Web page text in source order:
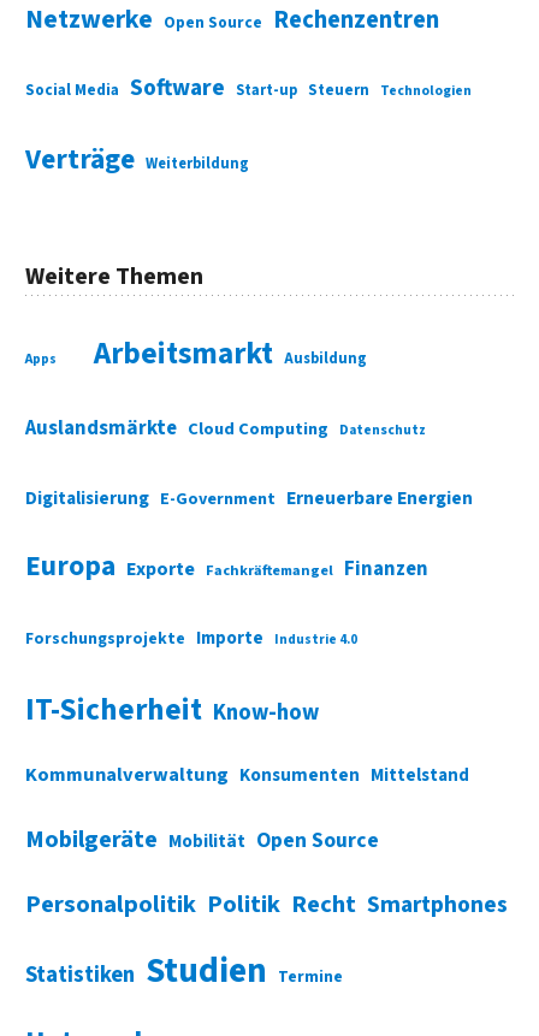
Netzwerke Open Source Rechenzentren
Social Media Software Start-up Steuern Technologien
Verträge Weiterbildung
Weitere Themen
Apps Arbeitsmarkt Ausbildung
Auslandsmärkte Cloud Computing Datenschutz
Digitalisierung E-Government Erneuerbare Energien
Europa Exporte Fachkräftemangel Finanzen
Forschungsprojekte Importe Industrie 4.0
IT-Sicherheit Know-how
Kommunalverwaltung Konsumenten Mittelstand
Mobilgeräte Mobilität Open Source
Personalpolitik Politik Recht Smartphones
Statistiken Studien Termine